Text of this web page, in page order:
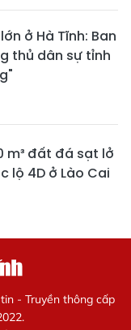
ở Hà Tĩnh: Ban
thủ dân sự tỉnh
m³ đất đá sạt lở
lộ 4D ở Lào Cai
- Truyền thông cấp